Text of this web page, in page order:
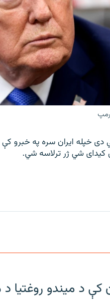
دی خپله ایران سره په خبرو
کیدای شي ژر ترلاسه شي.
د میندو روغتیا د